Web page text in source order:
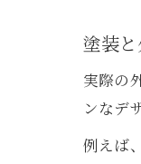
塗装
実際の
ンなデ
例えば